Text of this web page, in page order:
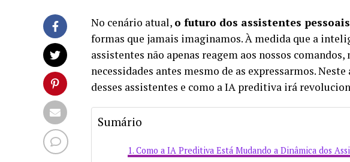
No cenário atual, o futuro dos assistentes
formas que jamais imaginamos. À medida que a
assistentes não apenas reagem aos nossos
necessidades antes mesmo de as expressarmos.
desses assistentes e como a IA preditiva irá
Sumário
Como a IA Preditiva Está Mudando a Dinâmica dos